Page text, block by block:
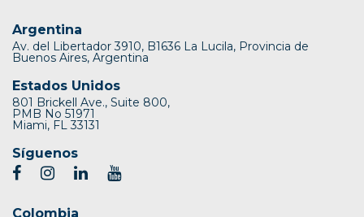
Argentina
Av. del Libertador 3910, B1636 La Lucila, Provincia de
Buenos Aires, Argentina
Estados Unidos
801 Brickell Ave., Suite 800,
PMB No 51971
Miami, FL 33131
Síguenos
Colombia